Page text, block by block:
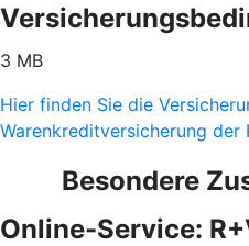
3 MB
Hier finden Sie die
Warenkreditversicherung der
Besondere
Online-Service: